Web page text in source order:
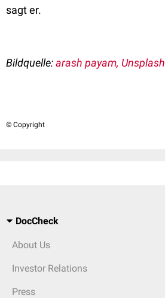
sagt er.
Bildquelle:arash payam, Unsplash
© Copyright
DocCheck
About Us
Investor Relations
Press